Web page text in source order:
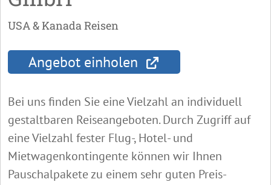
USA & Kanada Reisen
Angebot einholen
Bei uns finden Sie eine Vielzahl an individuell
gestaltbaren Reiseangeboten. Durch Zugriff auf
eine Vielzahl fester Flug-, Hotel- und
Mietwagenkontingente können wir Ihnen
Pauschalpakete zu einem sehr guten Preis-